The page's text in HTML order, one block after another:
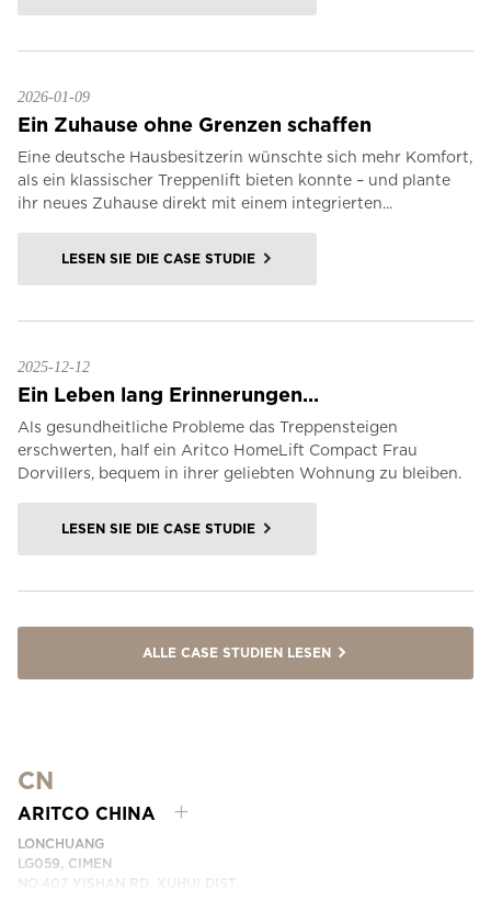
2026-01-09
Ein Zuhause ohne Grenzen schaffen
Eine deutsche Hausbesitzerin wünschte sich mehr Komfort,
als ein klassischer Treppenlift bieten konnte – und plante
ihr neues Zuhause direkt mit einem integrierten...
LESEN SIE DIE CASE STUDIE
2025-12-12
Ein Leben lang Erinnerungen...
Als gesundheitliche Probleme das Treppensteigen
erschwerten, half ein Aritco HomeLift Compact Frau
Dorvillers, bequem in ihrer geliebten Wohnung zu bleiben.
LESEN SIE DIE CASE STUDIE
ALLE CASE STUDIEN LESEN
CN
ARITCO CHINA
LONCHUANG
LG059, CIMEN
NO.407 YISHAN RD, XUHUI DIST.